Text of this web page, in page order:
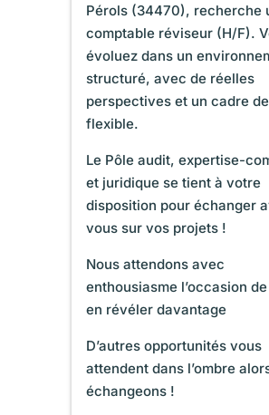
Pérols (34470), recherche
comptable réviseur (H/F).
évoluez dans un
structuré, avec de réelles
perspectives et un cadre
flexible.
Le Pôle audit, expertise-
et juridique se tient à votre
disposition pour échanger
vous sur vos projets !
Nous attendons avec
enthousiasme l’occasion
en révéler davantage
D’autres opportunités vous
attendent dans l’ombre
échangeons !